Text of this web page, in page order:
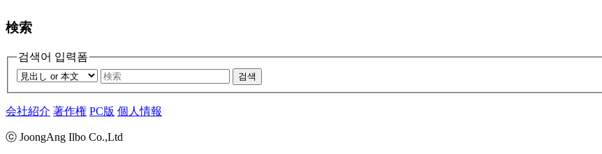
検索
검색어 입력폼
검색
会社紹介 著作権 PC版 個人情報
ⓒ JoongAng Ilbo Co.,Ltd